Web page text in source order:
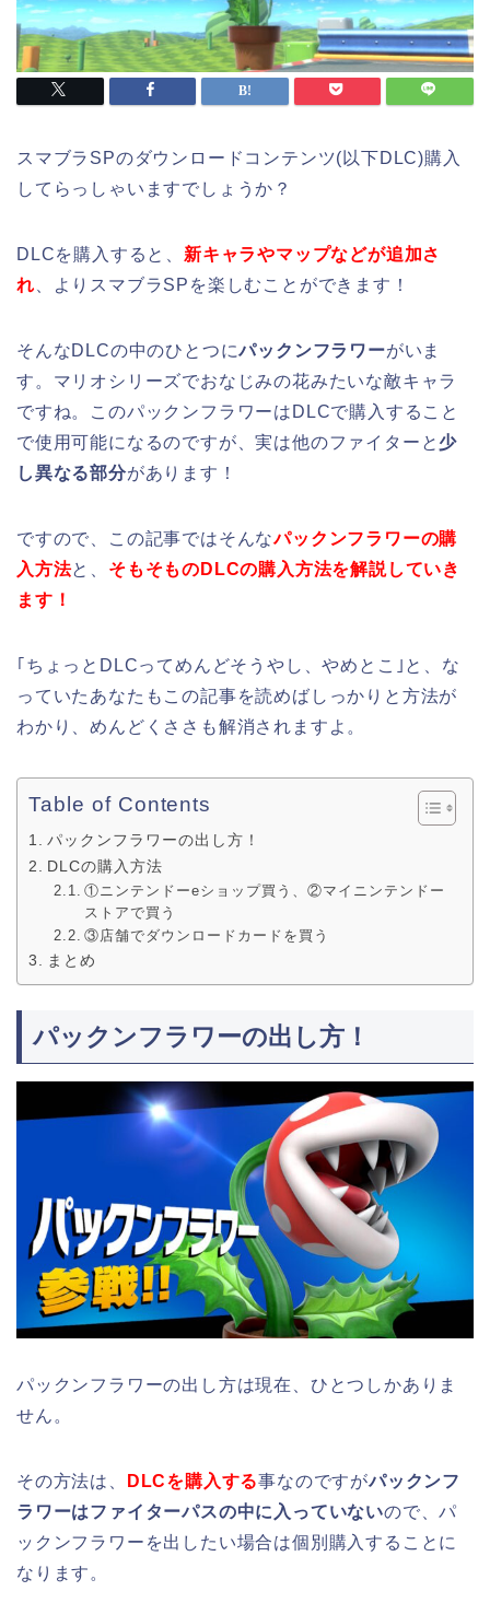
スマブラSPのダウンロードコンテンツ(以下DLC)購入
してらっしゃいますでしょうか？
DLCを購入すると、 新キャラやマップなどが追加さ
れ 、よりスマブラSPを楽しむことができます！
そんなDLCの中のひとつにパックンフラワーがいま
す。マリオシリーズでおなじみの花みたいな敵キャラ
ですね。このパックンフラワーはDLCで購入すること
で使用可能になるのですが、実は他のファイターと 少
し異なる部分があります！
ですので、この記事ではそんなパックンフラワーの購
入方法と、 そもそものDLCの購入方法を解説していき
ます！
｢ちょっとDLCってめんどそうやし、やめとこ｣と、な
っていたあなたもこの記事を読めばしっかりと方法が
わかり、めんどくささも解消されますよ。
Table of Contents
パックンフラワーの出し方！
DLCの購入方法
①ニンテンドーeショップ買う、②マイニンテンドー
ストアで買う
③店舗でダウンロードカードを買う
まとめ
パックンフラワーの出し方！
パックンフラワーの出し方は現在、ひとつしかありま
せん。
その方法は、 DLCを購入する事なのですがパックンフ
ラワーはファイターパスの中に入っていないので、パ
ックンフラワーを出したい場合は個別購入することに
なります。